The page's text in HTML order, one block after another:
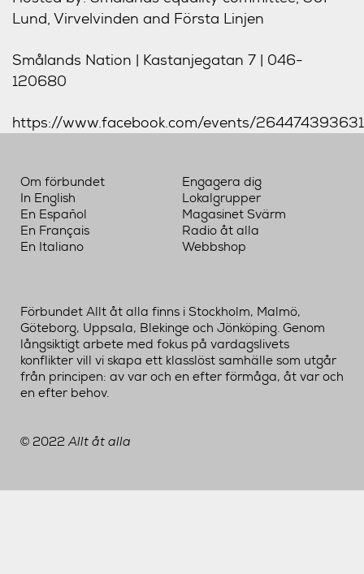
Lund, Virvelvinden and Första Linjen
Smålands Nation | Kastanjegatan 7 | 046-
120680
https://www.facebook.com/events/
Om förbundet
In English
En Español
En Français
En Italiano
Engagera dig
Lokalgrupper
Magasinet Svärm
Radio åt alla
Webbshop
Förbundet Allt åt alla finns i Stockholm, Malmö,
Göteborg, Uppsala, Blekinge och Jönköping. Genom
långsiktigt arbete med fokus på vardagslivets
konflikter vill vi skapa ett klasslöst samhälle som utgår
från principen: av var och en efter förmåga, åt var och
en efter behov.
© 2022Allt åt alla